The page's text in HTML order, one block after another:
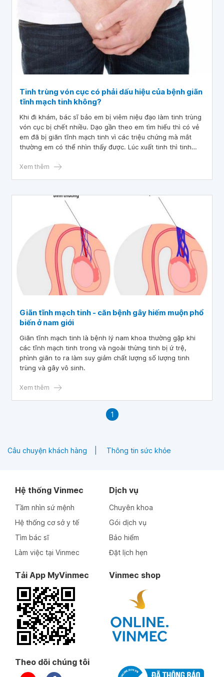
Tinh trùng vón cục có phải dấu hiệu của bệnh giãn
tĩnh mạch tinh không?
Khi đi khám, bác sĩ bảo em bị viêm niệu đạo làm tinh trùng
vón cục bị chết nhiều. Dạo gần theo em tìm hiểu thì có vẻ
em đã bị giãn tĩnh mạch tinh vì các triệu chứng mà mắt
thường em có thể nhìn thấy được. Lúc xuất tinh thì tinh
có phải dấu hiệu của bệnh giãn tĩnh mạch tinh không
Xem thêm
Giãn tĩnh mạch tinh - căn bệnh gây hiếm muộn phổ
biến ở nam giới
Giãn tĩnh mạch tinh là bệnh lý nam khoa thường gặp khi
các tĩnh mạch tinh trong và ngoài thừng tinh bị ứ trệ,
phình giãn to ra làm suy giảm chất lượng số lượng tinh
trùng và gây vô sinh.
Xem thêm
1
Câu chuyện khách hàng Thông tin sức khỏe
Hệ thống Vinmec
Tầm nhìn sứ mệnh
Hệ thống cơ sở y tế
Tìm bác sĩ
Làm việc tại Vinmec
Dịch vụ
Chuyên khoa
Gói dịch vụ
Bảo hiểm
Đặt lịch hẹn
Tải App MyVinmec Vinmec shop
Theo dõi chúng tôi